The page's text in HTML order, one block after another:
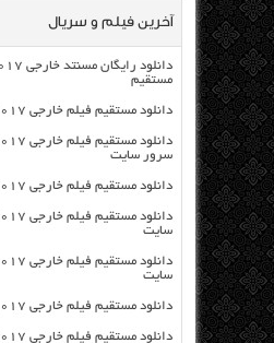
آخرین فیلم و سریال
مستقیم
دانلود مستقیم فیلم خارجی OK Jaanu 2017 از سرور سایت
سرور سایت
دانلود مستقیم فیلم خارجی Cross Wars 2017 از سرور سایت
سایت
سایت
دانلود مستقیم فیلم خارجی Zeroville 2017 از سرور سایت
دانلود مستقیم فیلم خارجی The Mummy 2017 از سرور سایت